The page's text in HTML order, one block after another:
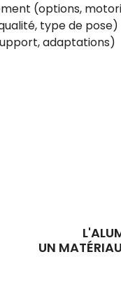
(options,
type de pose)
adaptations)
UN